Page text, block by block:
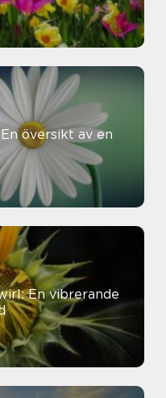
översikt av en
En vibrerande